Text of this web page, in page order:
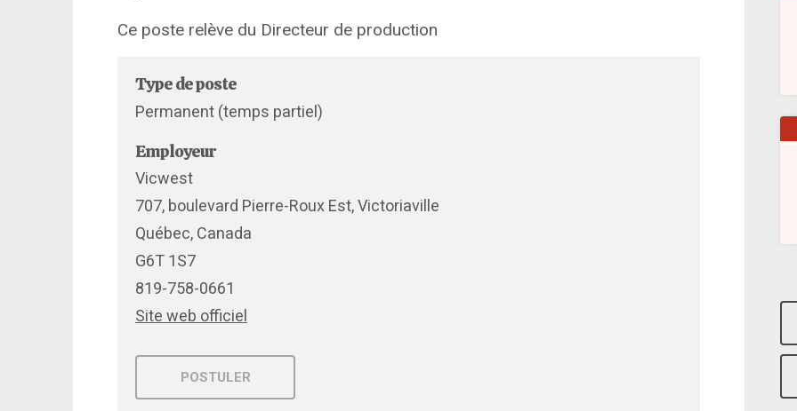
Ce poste relève du Directeur de production
Type de poste
Permanent (temps partiel)
Employeur
Vicwest
707, boulevard Pierre-Roux Est, Victoriaville
Québec, Canada
G6T 1S7
819-758-0661
Site web officiel
POSTULER